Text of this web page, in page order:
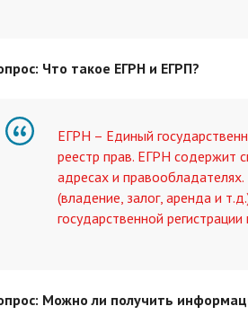
Что такое ЕГРН и ЕГРП?
ЕГРН – Единый
реестр прав. ЕГРН содержит
адресах и
(владение, залог, аренда и
государственной
Можно ли получить